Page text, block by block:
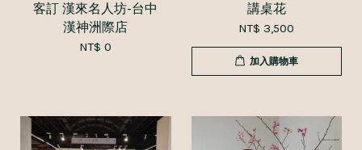
客訂 漢來名人坊-台中
漢神洲際店
NT$ 0
講桌花
NT$ 3,500
加入購物車